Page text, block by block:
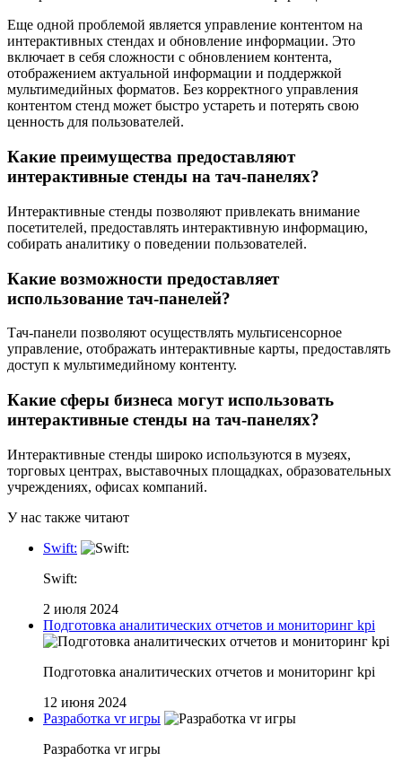
Еще одной проблемой является управление контентом на
интерактивных стендах и обновление информации. Это
включает в себя сложности с обновлением контента,
отображением актуальной информации и поддержкой
мультимедийных форматов. Без корректного управления
контентом стенд может быстро устареть и потерять свою
ценность для пользователей.
Какие преимущества предоставляют
интерактивные стенды на тач-панелях?
Интерактивные стенды позволяют привлекать внимание
посетителей, предоставлять интерактивную информацию,
собирать аналитику о поведении пользователей.
Какие возможности предоставляет
использование тач-панелей?
Тач-панели позволяют осуществлять мультисенсорное
управление, отображать интерактивные карты, предоставлять
доступ к мультимедийному контенту.
Какие сферы бизнеса могут использовать
интерактивные стенды на тач-панелях?
Интерактивные стенды широко используются в музеях,
торговых центрах, выставочных площадках, образовательных
учреждениях, офисах компаний.
У нас также читают
Swift:
Swift:
2 июля 2024
Подготовка аналитических отчетов и мониторинг kpi
Подготовка аналитических отчетов и мониторинг kpi
12 июня 2024
Разработка vr игры
Разработка vr игры